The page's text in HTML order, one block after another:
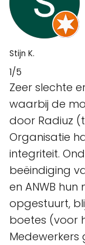
Stijn K.
1/5
Zeer slechte
waarbij de
door Radiuz
Organisatie
integriteit.
beëindiging
en ANWB
opgestuurt,
boetes (voor